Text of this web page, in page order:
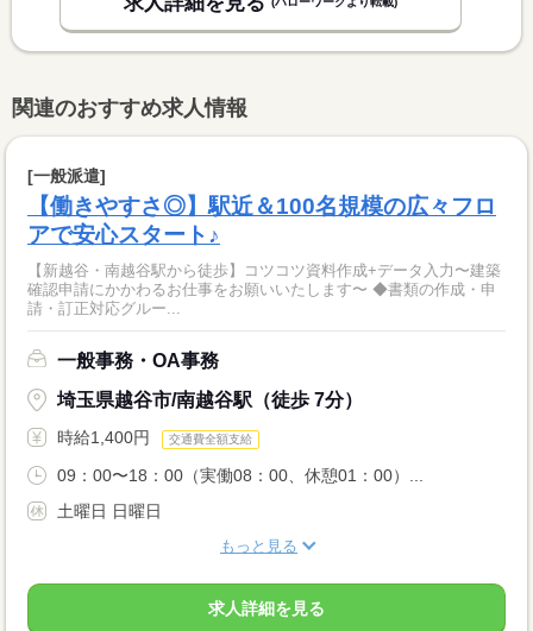
関連のおすすめ求人情報
[一般派遣]
【働きやすさ◎】駅近＆100名規模の広々フロ
アで安心スタート♪
【新越谷・南越谷駅から徒歩】コツコツ資料作成+データ入力〜建築
確認申請にかかわるお仕事をお願いいたします〜 ◆書類の作成・申
請・訂正対応グルー...
一般事務・OA事務
埼玉県越谷市/南越谷駅（徒歩 7分）
時給1,400円 交通費全額支給
09：00〜18：00（実働08：00、休憩01：00）...
土曜日 日曜日
もっと見る
求人詳細を見る